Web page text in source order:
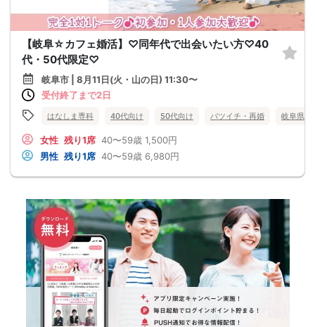
【岐阜☆カフェ婚活】♡同年代で出会いたい方♡40
代・50代限定♡
岐阜市 | 8月11日(火・山の日) 11:30〜
受付終了まで2日
はなしま専科 40代向け 50代向け バツイチ・再婚 岐阜県
女性 残り1席 40〜59歳 1,500円
男性 残り1席 40〜59歳 6,980円